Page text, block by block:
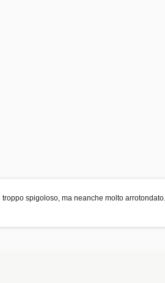
spigoloso, ma neanche molto